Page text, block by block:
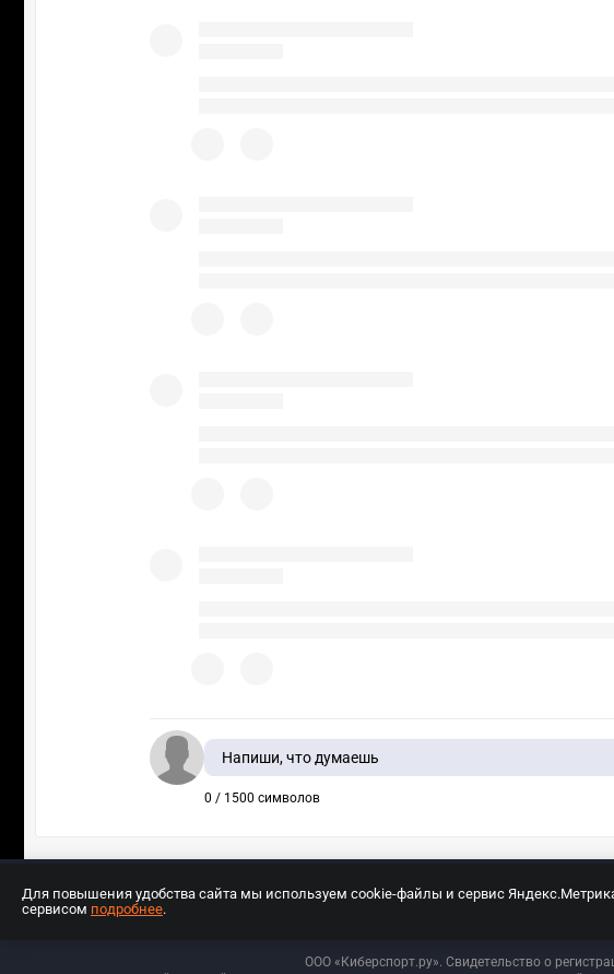
Напиши, что думаешь
0 / 1500 символов
ООО «Киберспорт.ру». Свидетельство о
Для повышения удобства сайта мы используем cookie-файлы и сервис
сервисом подробнее.